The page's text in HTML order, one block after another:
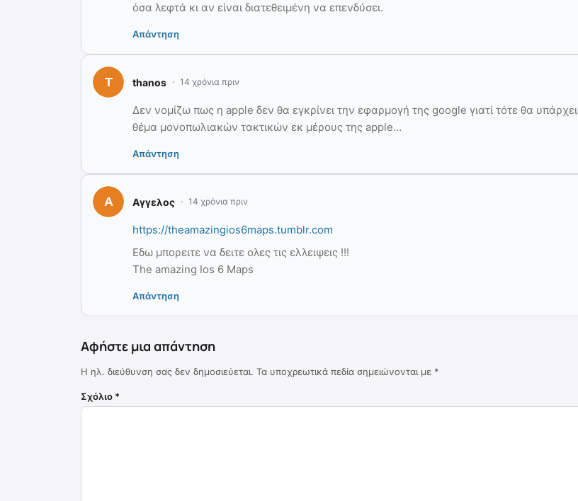
όσα λεφτά κι αν είναι διατεθειμένη να επενδύσει.
Απάντηση
thanos 14 χρόνια πριν
Δεν νομίζω πως η apple δεν θα εγκρίνει την εφαρμογή της google γιατί τότε θα υπάρχει
θέμα μονοπωλιακών τακτικών εκ μέρους της apple…
Απάντηση
Αγγελος 14 χρόνια πριν
https://theamazingios6maps.tumblr.com
Εδω μπορειτε να δειτε ολες τις ελλειψεις !!!
The amazing Ios 6 Maps
Απάντηση
Αφήστε μια απάντηση
Η ηλ. διεύθυνση σας δεν δημοσιεύεται. Τα υποχρεωτικά πεδία σημειώνονται με *
Σχόλιο *